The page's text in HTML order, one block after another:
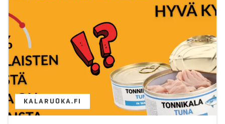
KALARUOKA.FI